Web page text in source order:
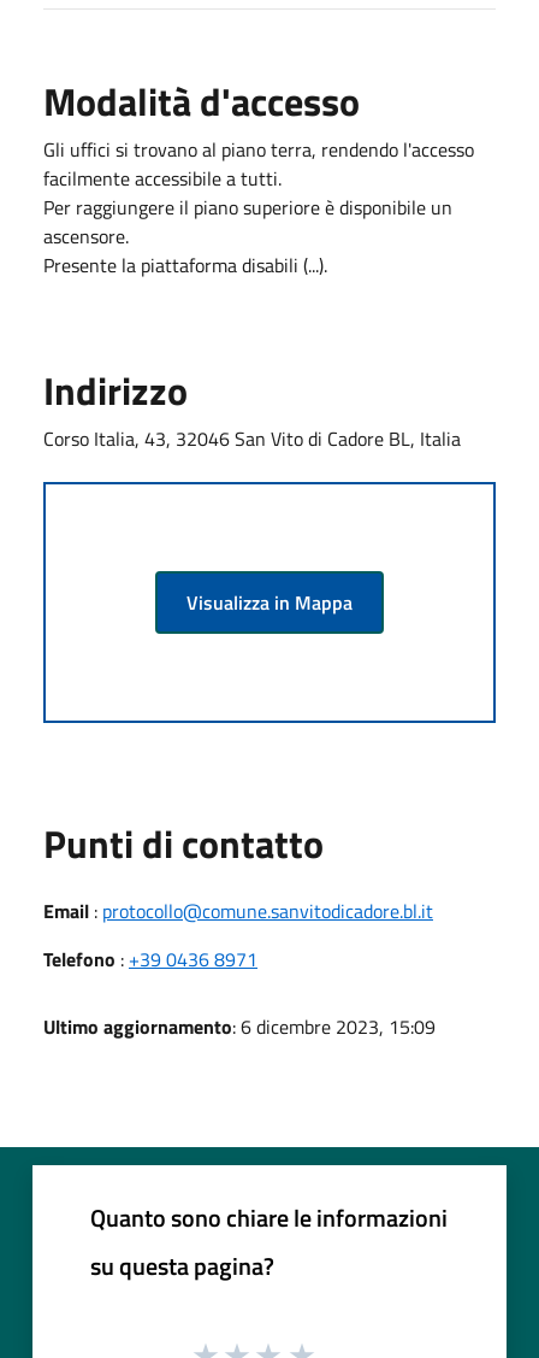
Modalità d'accesso
Gli uffici si trovano al piano terra, rendendo l'accesso
facilmente accessibile a tutti.
Per raggiungere il piano superiore è disponibile un
ascensore.
Presente la piattaforma disabili (...).
Indirizzo
Corso Italia, 43, 32046 San Vito di Cadore BL, Italia
Visualizza in Mappa
Punti di contatto
Email : protocollo@comune.sanvitodicadore.bl.it
Telefono : +39 0436 8971
Ultimo aggiornamento: 6 dicembre 2023, 15:09
Quanto sono chiare le informazioni
su questa pagina?